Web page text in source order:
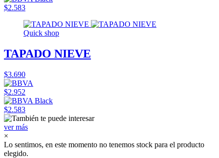
$2.583
Quick shop
TAPADO NIEVE
$3.690
$2.952
$2.583
ver más
×
Lo sentimos, en este momento no tenemos stock para el producto
elegido.